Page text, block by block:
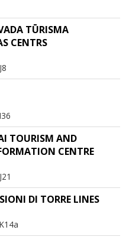
TŪRISMA
CENTRS
J8
I36
TOURISM AND
CENTRE
J21
DI TORRE LINES
K14a